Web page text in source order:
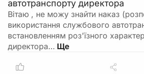
автотранспорту директора
Вітаю , не можу знайти наказ
використання службового
встановленням роз'їзного
директора…